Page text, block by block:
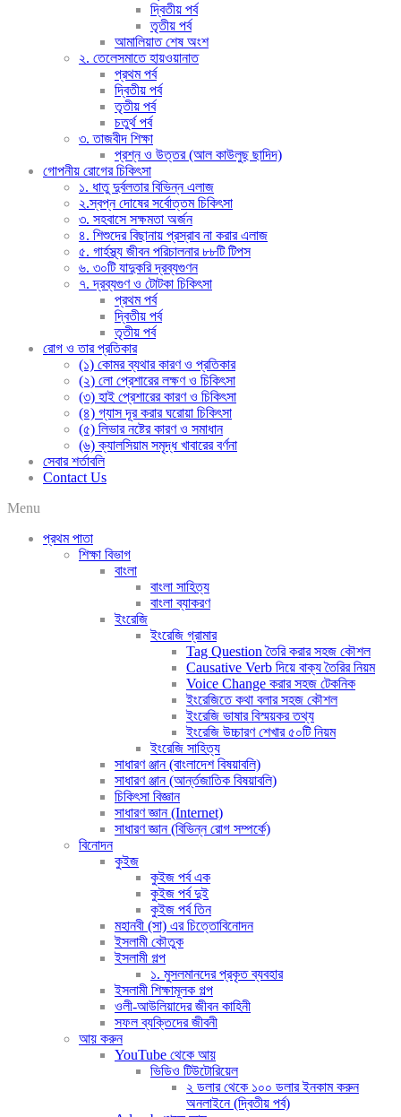
দ্বিতীয় পর্ব
তৃতীয় পর্ব
আমালিয়াত শেষ অংশ
২. তেলেসমাতে হায়ওয়ানাত
প্রথম পর্ব
দ্বিতীয় পর্ব
তৃতীয় পর্ব
চতুর্থ পর্ব
৩. তাজবীদ শিক্ষা
প্রশ্ন ও উত্তর (আল কাউলুছ ছাদিদ)
গোপনীয় রোগের চিকিৎসা
১. ধাতু দুর্বলতার বিভিন্ন এলাজ
২.স্বপ্ন দোষের সর্বোত্তম চিকিৎসা
৩. সহবাসে সক্ষমতা অর্জন
৪. শিশুদের বিছানায় প্রস্রাব না করার এলাজ
৫. গার্হস্থ্য জীবন পরিচালনার ৮৮টি টিপস
৬. ৩০টি যাদুকরি দ্রব্যগুণন
৭. দ্রব্যগুণ ও টোটকা চিকিৎসা
প্রথম পর্ব
দ্বিতীয় পর্ব
তৃতীয় পর্ব
রোগ ও তার প্রতিকার
(১) কোমর ব্যথার কারণ ও প্রতিকার
(২) লো প্রেশারের লক্ষণ ও চিকিৎসা
(৩) হাই প্রেশারের কারণ ও চিকিৎসা
(৪) গ্যাস দূর করার ঘরোয়া চিকিৎসা
(৫) লিভার নষ্টের কারণ ও সমাধান
(৬) ক্যালসিয়াম সমৃদ্ধ খাবারের বর্ণনা
সেবার শর্তাবলি
Contact Us
Menu
প্রথম পাতা
শিক্ষা বিভাগ
বাংলা
বাংলা সাহিত্য
বাংলা ব্যাকরণ
ইংরেজি
ইংরেজি গ্রামার
Tag Question তৈরি করার সহজ কৌশল
Causative Verb দিয়ে বাক্য তৈরির নিয়ম
Voice Change করার সহজ টেকনিক
ইংরেজিতে কথা বলার সহজ কৌশল
ইংরেজি ভাষার বিস্ময়কর তথ্য
ইংরেজি উচ্চারণ শেখার ৫০টি নিয়ম
ইংরেজি সাহিত্য
সাধারণ ঞ্জান (বাংলাদেশ বিষয়াবলি)
সাধারণ ঞ্জান (আর্ন্তজাতিক বিষয়াবলি)
চিকিৎসা বিজ্ঞান
সাধারণ জ্ঞান (Internet)
সাধারণ জ্ঞান (বিভিন্ন রোগ সম্পর্কে)
বিনোদন
কুইজ
কুইজ পর্ব এক
কুইজ পর্ব দুই
কুইজ পর্ব তিন
মহানবী (সা) এর চিত্তোবিনোদন
ইসলামী কৌতুক
ইসলামী গল্প
১. মুসলমানদের প্রকৃত ব্যবহার
ইসলামী শিক্ষামূলক গল্প
ওলী-আউলিয়াদের জীবন কাহিনী
সফল ব্যক্তিদের জীবনী
আয় করুন
YouTube থেকে আয়
ভিডিও টিউটোরিয়েল
২ ডলার থেকে ১০০ ডলার ইনকাম করুন
অনলাইনে (দ্বিতীয় পর্ব)